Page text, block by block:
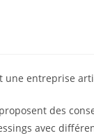
une entreprise
des
avec